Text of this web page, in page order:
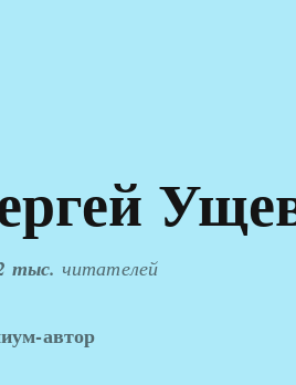
тыс. читателей
автор